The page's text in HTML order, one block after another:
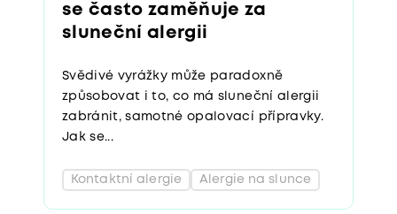
se často zaměňuje za
sluneční alergii
Svědivé vyrážky může paradoxně
způsobovat i to, co má sluneční alergii
zabránit, samotné opalovací přípravky.
Jak se...
Kontaktní alergie Alergie na slunce